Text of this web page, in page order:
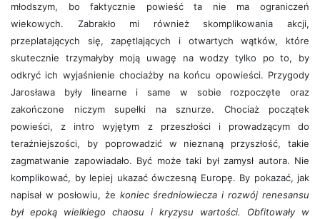
młodszym, bo faktycznie powieść ta nie ma ograniczeń
wiekowych. Zabrakło mi również skomplikowania akcji,
przeplatających się, zapętlających i otwartych wątków, które
skutecznie trzymałyby moją uwagę na wodzy tylko po to, by
odkryć ich wyjaśnienie chociażby na końcu opowieści. Przygody
Jarosława były linearne i same w sobie rozpoczęte oraz
zakończone niczym supełki na sznurze. Chociaż początek
powieści, z intro wyjętym z przeszłości i prowadzącym do
teraźniejszości, by poprowadzić w nieznaną przyszłość, takie
zagmatwanie zapowiadało. Być może taki był zamysł autora. Nie
komplikować, by lepiej ukazać ówczesną Europę. By pokazać, jak
napisał w posłowiu, że koniec średniowiecza i rozwój renesansu
był epoką wielkiego chaosu i kryzysu wartości. Obfitowały w